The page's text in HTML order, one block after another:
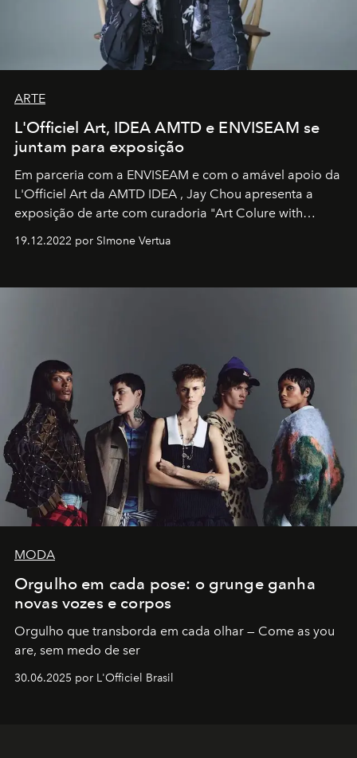
ARTE
L'Officiel Art, IDEA AMTD e ENVISEAM se
juntam para exposição
Em parceria com a ENVISEAM e com o amável apoio da
L'Officiel Art da AMTD IDEA , Jay Chou apresenta a
exposição de arte com curadoria "Art Colure with
19.12.2022 por SImone Vertua
MODA
Orgulho em cada pose: o grunge ganha
novas vozes e corpos
Orgulho que transborda em cada olhar — Come as you
are, sem medo de ser
30.06.2025 por L'Officiel Brasil